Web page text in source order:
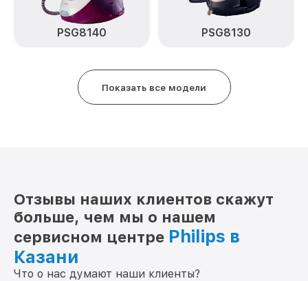
PSG8140 PSG8130
Показать все модели
Отзывы наших клиентов скажут
больше, чем мы о нашем
сервисном центре Philips в
Казани
Что о нас думают наши клиенты?